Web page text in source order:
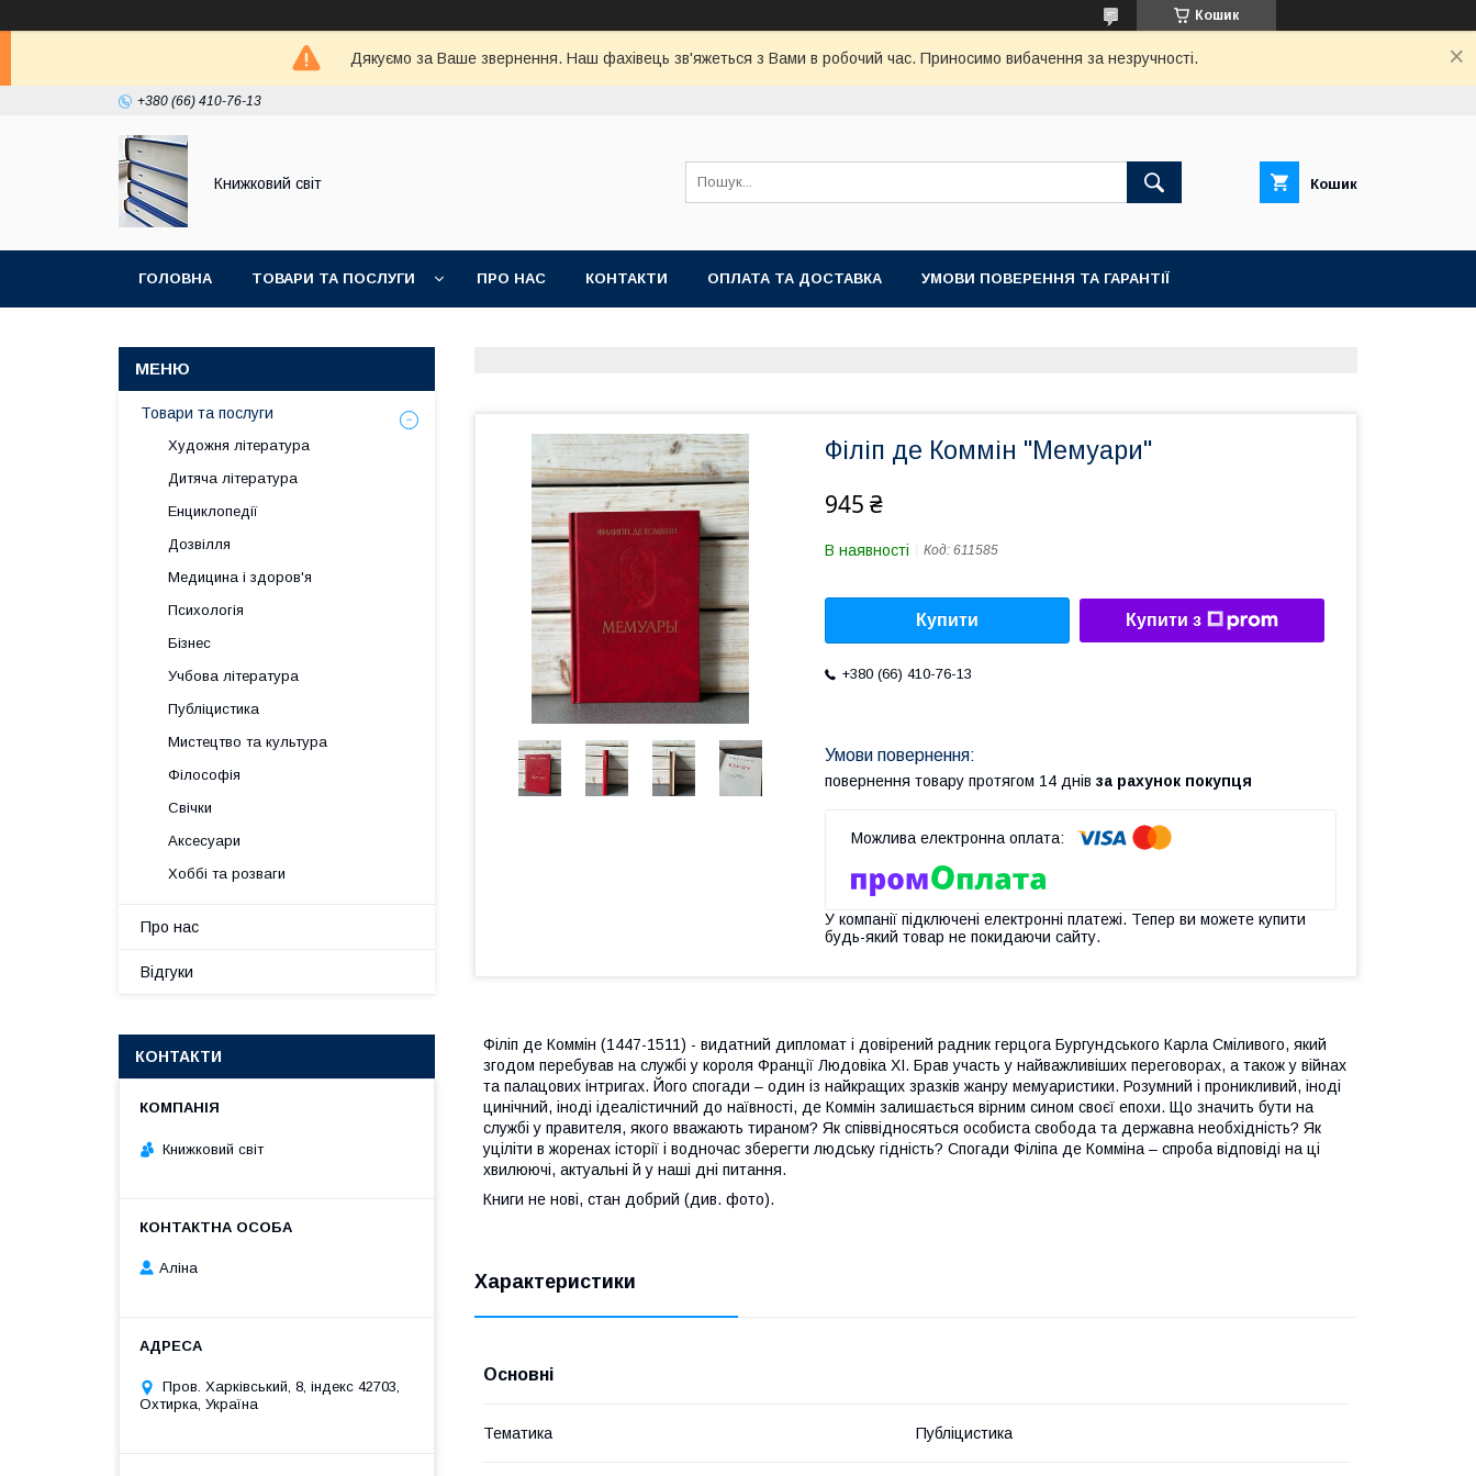
Кошик
Дякуємо за Ваше звернення. Наш фахівець зв'яжеться з Вами в робочий час. Приносимо вибачення за незручності.
+380 (66) 410-76-13
Книжковий світ Кошик
ГОЛОВНА ТОВАРИ ТА ПОСЛУГИ ПРО НАС КОНТАКТИ ОПЛАТА ТА ДОСТАВКА УМОВИ ПОВЕРЕННЯ ТА ГАРАНТІЇ
Філіп де Коммін "Мемуари"
945 ₴
В наявності Код: 611585
Купити Купити з
+380 (66) 410-76-13
повернення товару протягом 14 днів за рахунок покупця
У компанії підключені електронні платежі. Тепер ви можете купити
будь-який товар не покидаючи сайту.
Філіп де Коммін (1447-1511) - видатний дипломат і довірений радник герцога Бургундського Карла Сміливого, який
згодом перебував на службі у короля Франції Людовіка XI. Брав участь у найважливіших переговорах, а також у війнах
та палацових інтригах. Його спогади – один із найкращих зразків жанру мемуаристики. Розумний і проникливий, іноді
цинічний, іноді ідеалістичний до наївності, де Коммін залишається вірним сином своєї епохи. Що значить бути на
службі у правителя, якого вважають тираном? Як співвідносяться особиста свобода та державна необхідність? Як
уціліти в жоренах історії і водночас зберегти людську гідність? Спогади Філіпа де Комміна – спроба відповіді на ці
хвилюючі, актуальні й у наші дні питання.
Книги не нові, стан добрий (див. фото).
Характеристики
Основні
Тематика Публіцистика
Товари та послуги
Художня література
Дитяча література
Енциклопедії
Дозвілля
Медицина і здоров'я
Психологія
Бізнес
Учбова література
Публіцистика
Мистецтво та культура
Філософія
Свічки
Аксесуари
Хоббі та розваги
Про нас
Відгуки
КОНТАКТИ
Книжковий світ
Аліна
Пров. Харківський, 8, індекс 42703,
Охтирка, Україна